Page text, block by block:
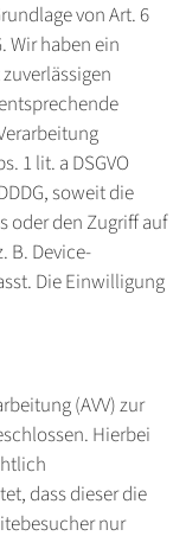
von Art. 6
Wir haben ein
1 lit. a DSGVO
soweit die
oder den Zugriff auf
B. Device-
Die Einwilligung
(AVV) zur
Hierbei
dass dieser die
nur